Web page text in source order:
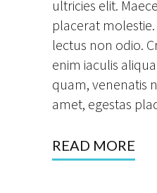
ultricies elit.
placerat
lectus non odio.
enim iaculis
quam, venenatis
amet, egestas
READ MORE